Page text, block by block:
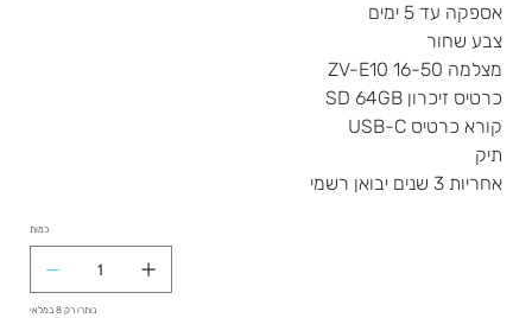
אספקה עד 5 ימים
צבע שחור
מצלמה ZV-E10 16-50
כרטיס זיכרון SD 64GB
קורא כרטיס USB-C
תיק
אחריות 3 שנים יבואן רשמי
כמות
נותרו רק 8 במלאי